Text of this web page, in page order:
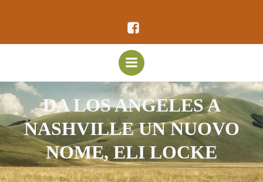
al
contenuto
DA LOS ANGELES A
NASHVILLE UN NUOVO
NOME, ELI LOCKE